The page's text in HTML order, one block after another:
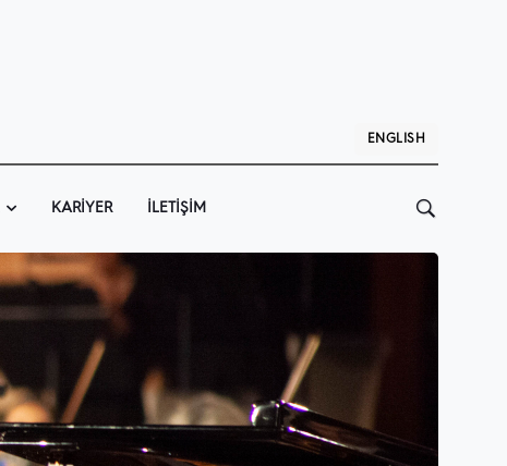
ENGLISH
KARIYER İLETIŞIM